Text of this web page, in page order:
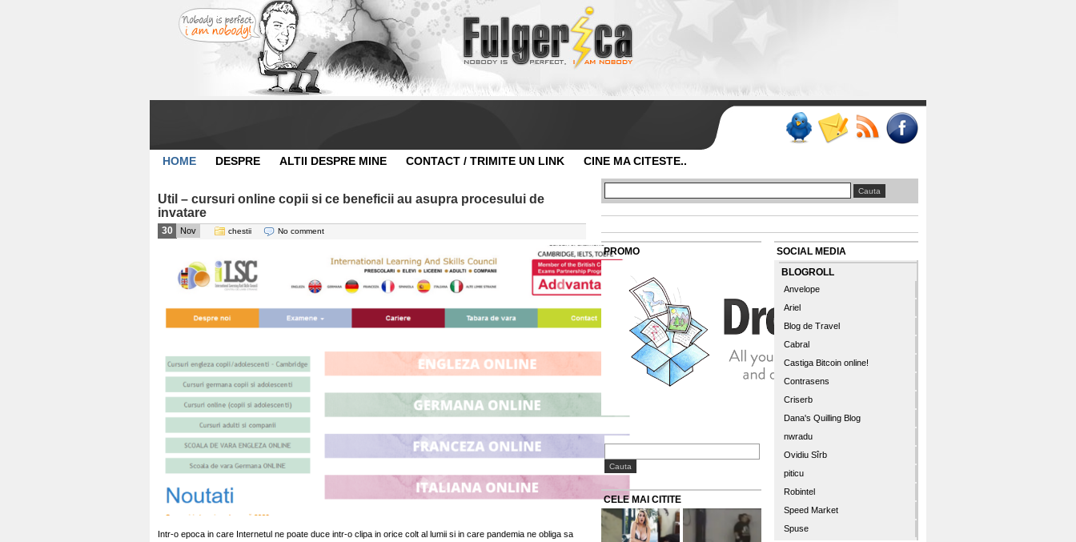
HOME DESPRE ALTII DESPRE MINE CONTACT / TRIMITE UN LINK CINE MA CITESTE..
Util – cursuri online copii si ce beneficii au asupra procesului de
invatare
30 Nov chestii No comment
Intr-o epoca in care Internetul ne poate duce intr-o clipa in orice colt al lumii si in care pandemia ne obliga sa
PROMO
CELE MAI CITITE
SOCIAL MEDIA
BLOGROLL
Anvelope
Ariel
Blog de Travel
Cabral
Castiga Bitcoin online!
Contrasens
Criserb
Dana's Quilling Blog
nwradu
Ovidiu Sîrb
piticu
Robintel
Speed Market
Spuse